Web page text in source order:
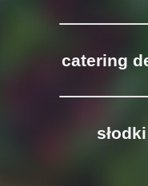
catering